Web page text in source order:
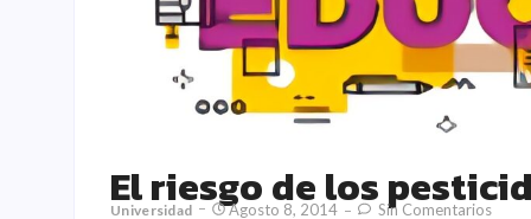
El riesgo de los
Universidad Agosto 8, 2014 Sin Comentarios